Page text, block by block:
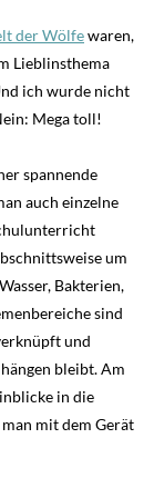
der Wölfewaren,
Lieblinsthema
ich wurde nicht
Mega toll!
spannende
auch einzelne
um
Bakterien,
sind
und
bleibt. Am
in die
mit dem Gerät